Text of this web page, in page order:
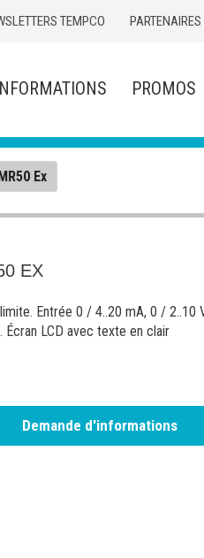
TEMPCO PARTENAIRES
PROMOS
Ex
EX
Entrée 0 / 4..20 mA, 0 / 2..10
Écran LCD avec texte en clair
Demande d'informations